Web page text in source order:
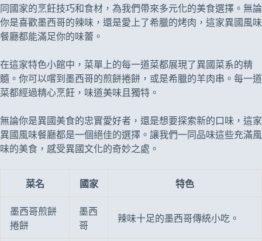
同國家的烹飪技巧和食材，為我們帶來多元化的美食選擇。無論
你是喜歡墨西哥的辣味，還是愛上了希臘的烤肉，這家異國風味
餐廳都能滿足你的味蕾。
在這家特色小館中，菜單上的每一道菜都展現了異國菜系的精
髓。你可以嚐到墨西哥的煎餅捲餅，或是希臘的羊肉串。每一道
菜都經過精心烹飪，味道美味且獨特。
無論你是異國美食的忠實愛好者，還是想要探索新的口味，這家
異國風味餐廳都是一個絕佳的選擇。讓我們一同品味這些充滿風
味的美食，感受異國文化的奇妙之處。
菜名 國家 特色
墨西哥煎餅
捲餅
墨西
哥
辣味十足的墨西哥傳統小吃。